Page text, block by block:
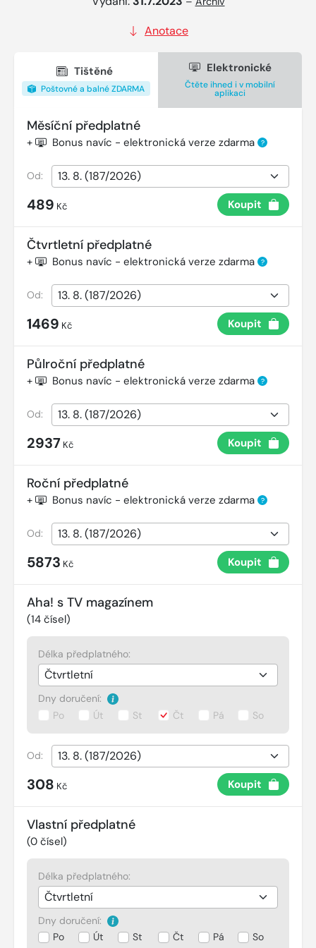
Anotace
Tištěné
Poštovné a balné ZDARMA
Elektronické
Čtěte ihned i v mobilní
aplikaci
Měsíční předplatné
+ Bonus navíc - elektronická verze zdarma ?
Od:
489 Kč Koupit
Čtvrtletní předplatné
+ Bonus navíc - elektronická verze zdarma ?
Od:
1469 Kč Koupit
Půlroční předplatné
+ Bonus navíc - elektronická verze zdarma ?
Od:
2937 Kč Koupit
Roční předplatné
+ Bonus navíc - elektronická verze zdarma ?
Od:
5873 Kč Koupit
Aha! s TV magazínem
(14 čísel)
Délka předplatného:
Dny doručení:
Po
Út St Čt Pá So
Od:
308 Kč Koupit
Vlastní předplatné
(0 čísel)
Délka předplatného:
Dny doručení:
Po
Út St Čt Pá So